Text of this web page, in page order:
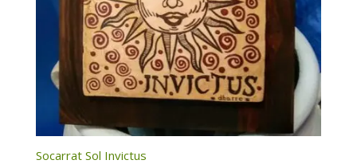
Socarrat Sol Invictus